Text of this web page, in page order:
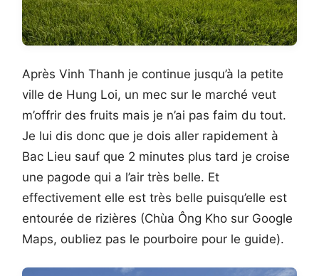
Après Vinh Thanh je continue jusqu’à la petite
ville de Hung Loi, un mec sur le marché veut
m’offrir des fruits mais je n’ai pas faim du tout.
Je lui dis donc que je dois aller rapidement à
Bac Lieu sauf que 2 minutes plus tard je croise
une pagode qui a l’air très belle. Et
effectivement elle est très belle puisqu’elle est
entourée de rizières (Chùa Ông Kho sur Google
Maps, oubliez pas le pourboire pour le guide).